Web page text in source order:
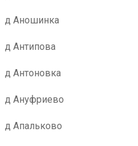
д Аношинка
д Антипова
д Антоновка
д Ануфриево
д Апальково